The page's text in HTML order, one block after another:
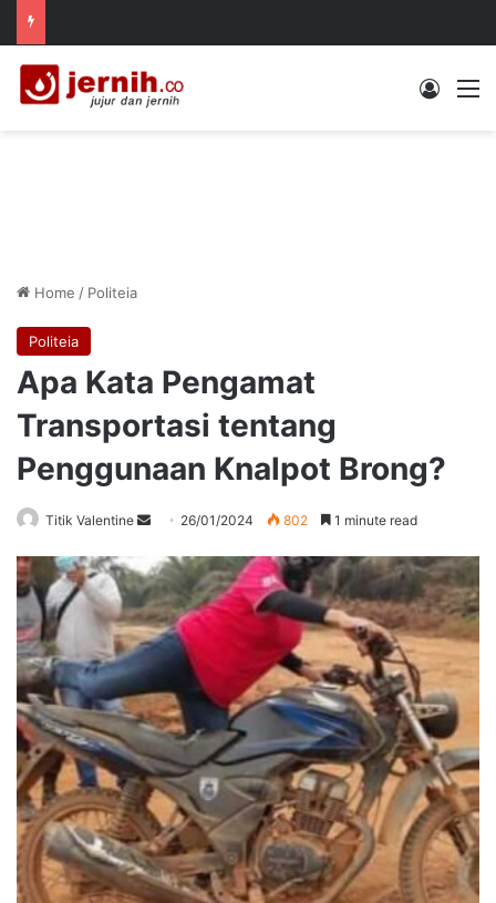
Log In
Home / Politeia
Politeia
Apa Kata Pengamat
Transportasi tentang
Penggunaan Knalpot Brong?
Titik Valentine
Send
email
26/01/2024 802 1 minute read